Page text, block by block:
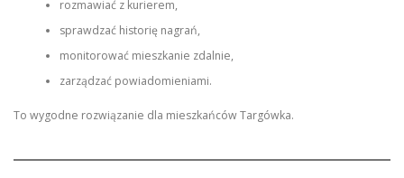
rozmawiać z kurierem,
sprawdzać historię nagrań,
monitorować mieszkanie zdalnie,
zarządzać powiadomieniami.
To wygodne rozwiązanie dla mieszkańców Targówka.